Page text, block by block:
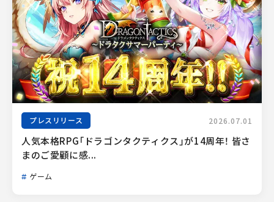
プレスリリース 2026.07.01
人気本格RPG「ドラゴンタクティクス」が14周年！ 皆さ
まのご愛顧に感...
ゲーム